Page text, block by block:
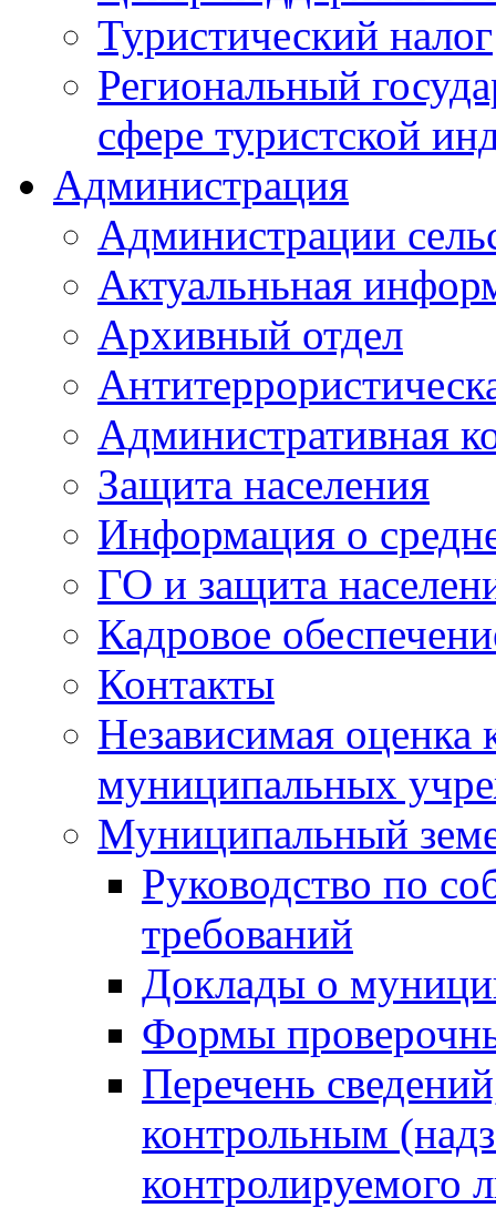
Туристический налог
Региональный
сфере туристской
Администрация
Администрации
Актуальньная
Архивный отдел
Административная
Защита населения
Информация о
ГО и защита
Кадровое
Контакты
Независимая оценка
муниципальных
Муниципальный
Руководство по
требований
Доклады о
Формы
Перечень
контрольным
контролируемого